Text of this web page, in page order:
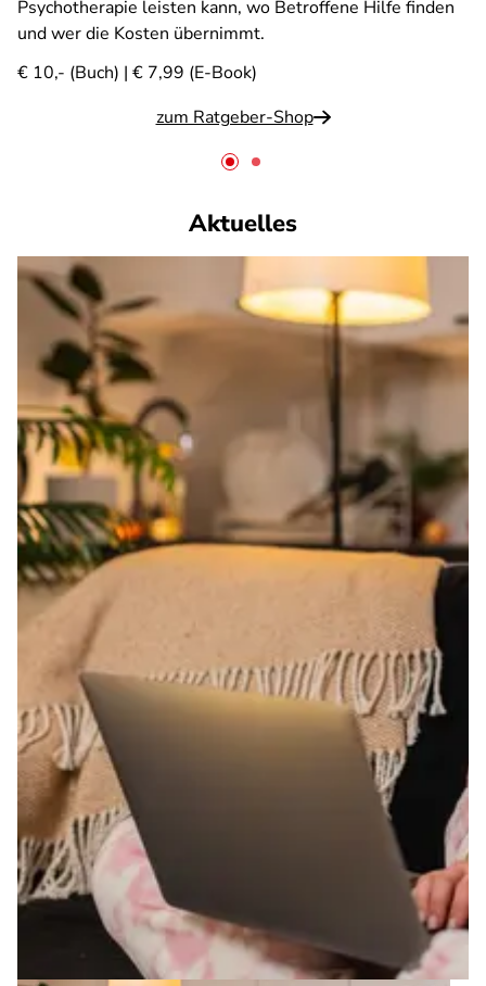
Psychotherapie leisten kann, wo Betroffene Hilfe finden
und wer die Kosten übernimmt.
€ 10,- (Buch) | € 7,99 (E-Book)
zum Ratgeber-Shop
Aktuelles